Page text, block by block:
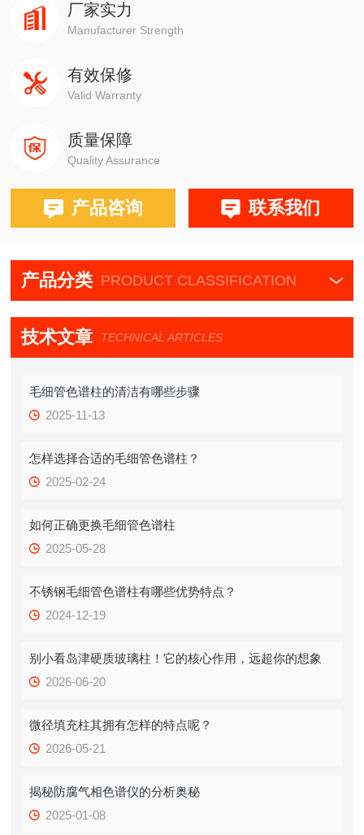
厂家实力
Manufacturer Strength
有效保修
Valid Warranty
质量保障
Quality Assurance
产品咨询 联系我们
产品分类 PRODUCT CLASSIFICATION
技术文章 TECHNICAL ARTICLES
毛细管色谱柱的清洁有哪些步骤
2025-11-13
怎样选择合适的毛细管色谱柱？
2025-02-24
如何正确更换毛细管色谱柱
2025-05-28
不锈钢毛细管色谱柱有哪些优势特点？
2024-12-19
别小看岛津硬质玻璃柱！它的核心作用，远超你的想象
2026-06-20
微径填充柱其拥有怎样的特点呢？
2026-05-21
揭秘防腐气相色谱仪的分析奥秘
2025-01-08